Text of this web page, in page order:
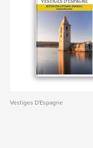
Vestiges D'Espagne